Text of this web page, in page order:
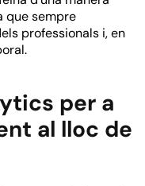
que sempre
professionals i, en
per a
al lloc de